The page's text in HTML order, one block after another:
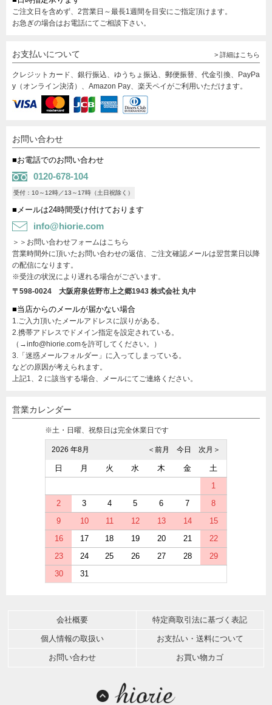
ご注文日を含めず、2営業日～最長1週間を目安にご指定頂けます。
お急ぎの場合はお電話にてご相談下さい。
お支払いについて > 詳細はこちら
クレジットカード、銀行振込、ゆうちょ振込、郵便振替、代金引換、PayPa
y（オンライン決済）、Amazon Pay、楽天ペイがご利用いただけます。
お問い合わせ
■お電話でのお問い合わせ
0120-678-104
受付：10～12時／13～17時（土日祝除く）
■メールは24時間受け付けております
info@hiorie.com
＞＞お問い合わせフォームはこちら
営業時間外に頂いたお問い合わせの返信、ご注文確認メールは翌営業日以降
の配信になります。
※受注の状況により遅れる場合がございます。
〒598-0024 大阪府泉佐野市上之郷1943 株式会社 丸中
■当店からのメールが届かない場合
1.ご入力頂いたメールアドレスに誤りがある。
2.携帯アドレスでドメイン指定を設定されている。
（→info@hiorie.comを許可してください。）
3.「迷惑メールフォルダー」に入ってしまっている。
などの原因が考えられます。
上記1、2 に該当する場合、メールにてご連絡ください。
営業カレンダー
※土・日曜、祝祭日は完全休業日です
2026 年8月 次月＞
今日
＜前月
日 月 火 水 木 金
土
1
2
3 4 5 6 7
8
9
10 11 12 13 14
15
16
17 18 19 20 21
22
23
24 25 26 27 28
29
30
31
会社概要 特定商取引法に基づく表記
個人情報の取扱い お支払い・送料について
お問い合わせ お買い物カゴ